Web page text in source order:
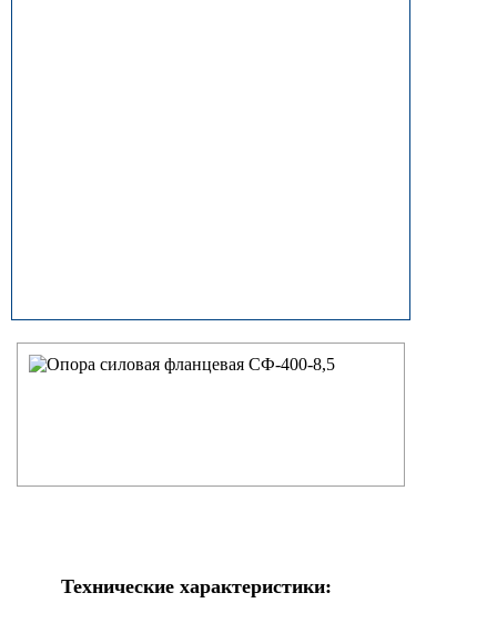
прямостоечные круглоконические
Технические характеристики: